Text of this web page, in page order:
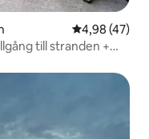
4,98 av 5 i
4,98 (47)
till stranden +